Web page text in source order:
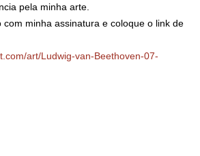
pela minha arte.
com minha assinatura e coloque o link de
art/Ludwig-van-Beethoven-07-